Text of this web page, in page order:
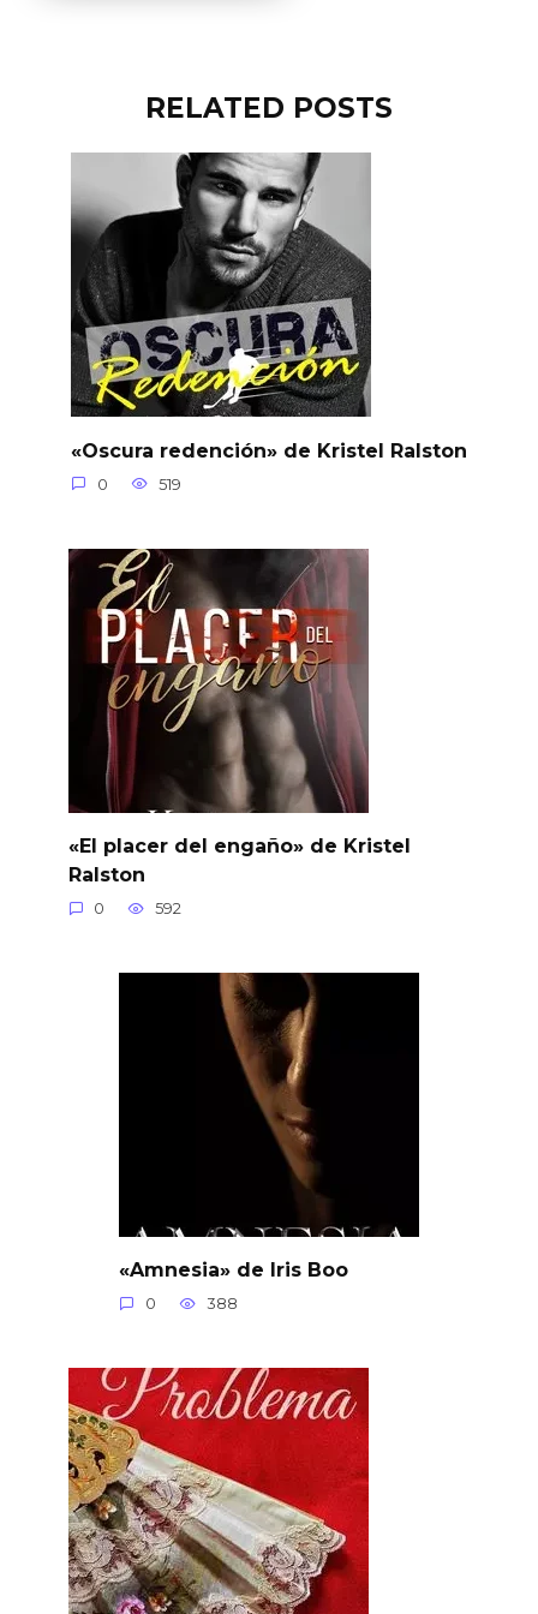
RELATED POSTS
«Oscura redención» de Kristel Ralston
0 519
«El placer del engaño» de Kristel
Ralston
0 592
«Amnesia» de Iris Boo
0 388